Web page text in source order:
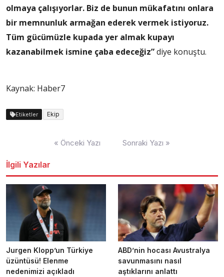
olmaya çalışıyorlar. Biz de bunun mükafatını onlara
bir memnunluk armağan ederek vermek istiyoruz.
Tüm gücümüzle kupada yer almak kupayı
kazanabilmek ismine çaba edeceğiz”diye konuştu.
Kaynak: Haber7
Etiketler Ekip
« Önceki Yazı Sonraki Yazı »
İlgili Yazılar
Jurgen Klopp’un Türkiye
üzüntüsü! Elenme
nedenimizi açıkladı
ABD’nin hocası Avustralya
savunmasını nasıl
aştıklarını anlattı